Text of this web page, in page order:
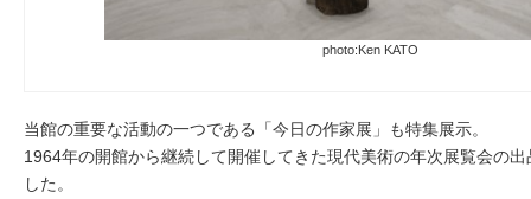
photo:Ken KATO
当館の重要な活動の一つである「今日の作家展」も特集展示。
1964年の開館から継続して開催してきた現代美術の年次展覧会の
した。